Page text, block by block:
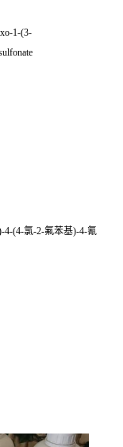
1-(3-
4-(4-氯-2-氟苯基)-4-氰